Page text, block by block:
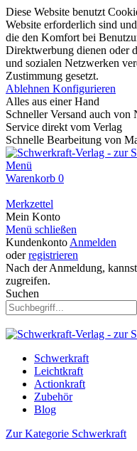
Diese Website benutzt
Website erforderlich sind
die den Komfort bei
Direktwerbung dienen oder
und sozialen Netzwerken
Zustimmung gesetzt.
Ablehnen Konfigurieren
Alles aus einer Hand
Schneller Versand auch von
Service direkt vom Verlag
Schnelle Bearbeitung von
Menü
Warenkorb 0
Merkzettel
Mein Konto
Menü schließen
Kundenkonto Anmelden
oderregistrieren
Nach der Anmeldung,
zugreifen.
Suchen
Schwerkraft
Leichtkraft
Actionkraft
Zubehör
Blog
Zur Kategorie Schwerkraft